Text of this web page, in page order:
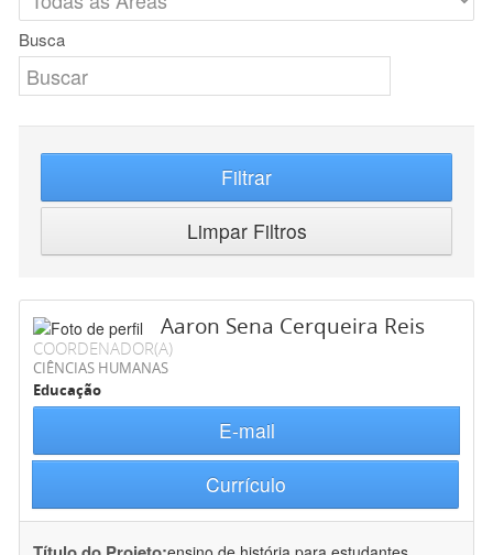
Busca
Filtrar
Limpar Filtros
Aaron Sena Cerqueira Reis
COORDENADOR(A)
CIÊNCIAS HUMANAS
Educação
E-mail
Currículo